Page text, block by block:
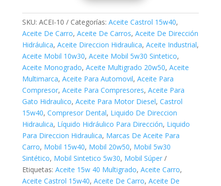
SKU: ACEI-10 Categorías: Aceite Castrol 15w40,
Aceite De Carro, Aceite De Carros, Aceite De Dirección
Hidráulica, Aceite Direccion Hidraulica, Aceite Industrial,
Aceite Mobil 10w30, Aceite Mobil 5w30 Sintetico,
Aceite Monogrado, Aceite Multigrado 20w50, Aceite
Multimarca, Aceite Para Automovil, Aceite Para
Compresor, Aceite Para Compresores, Aceite Para
Gato Hidraulico, Aceite Para Motor Diesel, Castrol
15w40, Compresor Dental, Liquido De Direccion
Hidraulica, Líquido Hidráulico Para Dirección, Liquido
Para Direccion Hidraulica, Marcas De Aceite Para
Carro, Mobil 15w40, Mobil 20w50, Mobil 5w30
Sintético, Mobil Sintetico 5w30, Mobil Súper
Etiquetas: Aceite 15w 40 Multigrado, Aceite Carro,
Aceite Castrol 15w40, Aceite De Carro, Aceite De